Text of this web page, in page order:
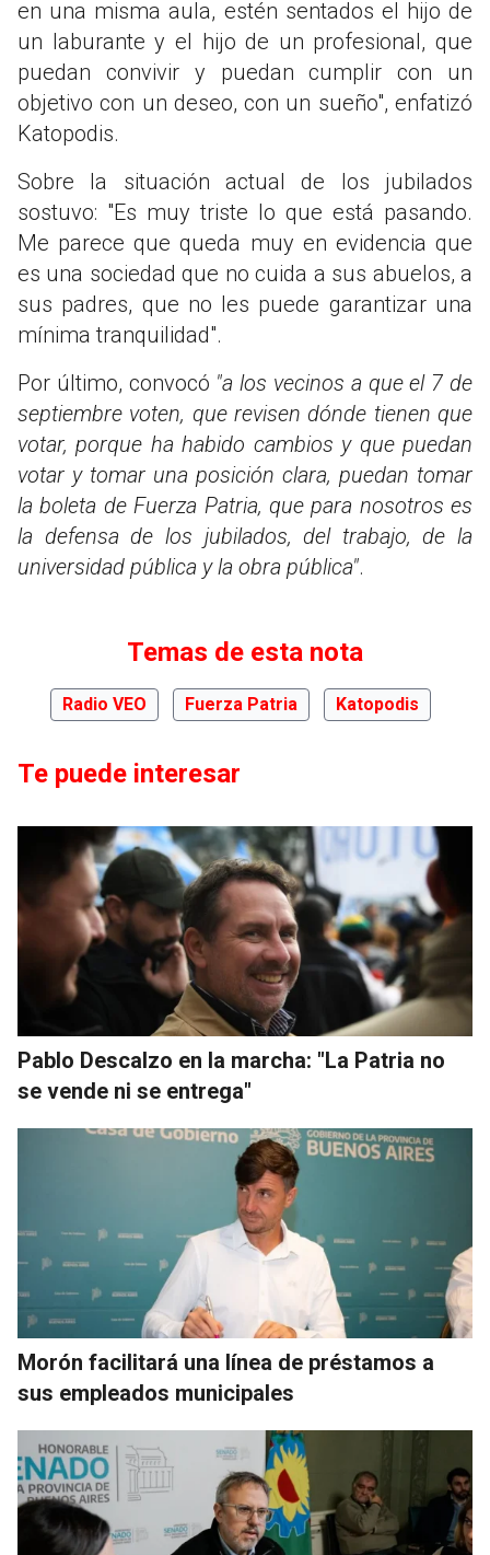
en una misma aula, estén sentados el hijo de
un laburante y el hijo de un profesional, que
puedan convivir y puedan cumplir con un
objetivo con un deseo, con un sueño", enfatizó
Katopodis.
Sobre la situación actual de los jubilados
sostuvo: "Es muy triste lo que está pasando.
Me parece que queda muy en evidencia que
es una sociedad que no cuida a sus abuelos, a
sus padres, que no les puede garantizar una
mínima tranquilidad".
Por último, convocó "a los vecinos a que el 7 de
septiembre voten, que revisen dónde tienen que
votar, porque ha habido cambios y que puedan
votar y tomar una posición clara, puedan tomar
la boleta de Fuerza Patria, que para nosotros es
la defensa de los jubilados, del trabajo, de la
universidad pública y la obra pública".
Temas de esta nota
Radio VEO Fuerza Patria Katopodis
Te puede interesar
Pablo Descalzo en la marcha: "La Patria no
se vende ni se entrega"
Morón facilitará una línea de préstamos a
sus empleados municipales